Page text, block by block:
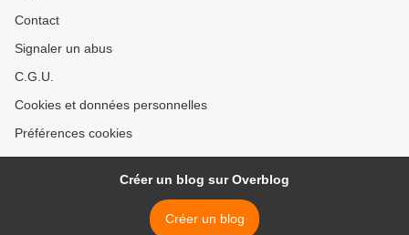
Contact
Signaler un abus
C.G.U.
Cookies et données personnelles
Préférences cookies
Créer un blog sur Overblog
Créer un blog